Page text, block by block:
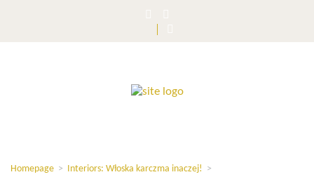
Homepage > Interiors: Włoska karczma inaczej! >